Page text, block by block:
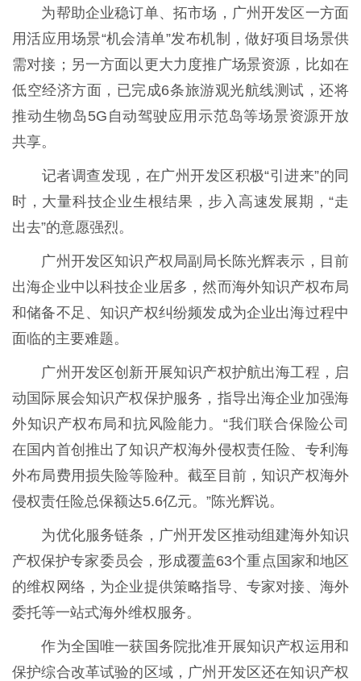
为帮助企业稳订单、拓市场，广州开发区一方面
用活应用场景“机会清单”发布机制，做好项目场景供
需对接；另一方面以更大力度推广场景资源，比如在
低空经济方面，已完成6条旅游观光航线测试，还将
推动生物岛5G自动驾驶应用示范岛等场景资源开放
共享。
记者调查发现，在广州开发区积极“引进来”的同
时，大量科技企业生根结果，步入高速发展期，“走
出去”的意愿强烈。
广州开发区知识产权局副局长陈光辉表示，目前
出海企业中以科技企业居多，然而海外知识产权布局
和储备不足、知识产权纠纷频发成为企业出海过程中
面临的主要难题。
广州开发区创新开展知识产权护航出海工程，启
动国际展会知识产权保护服务，指导出海企业加强海
外知识产权布局和抗风险能力。“我们联合保险公司
在国内首创推出了知识产权海外侵权责任险、专利海
外布局费用损失险等险种。截至目前，知识产权海外
侵权责任险总保额达5.6亿元。”陈光辉说。
为优化服务链条，广州开发区推动组建海外知识
产权保护专家委员会，形成覆盖63个重点国家和地区
的维权网络，为企业提供策略指导、专家对接、海外
委托等一站式海外维权服务。
作为全国唯一获国务院批准开展知识产权运用和
保护综合改革试验的区域，广州开发区还在知识产权